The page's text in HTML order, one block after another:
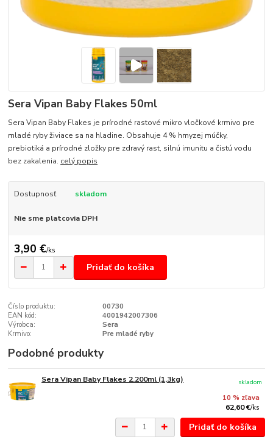
Sera Vipan Baby Flakes 50ml
Sera Vipan Baby Flakes je prírodné rastové mikro vločkové krmivo pre
mladé ryby živiace sa na hladine. Obsahuje 4 % hmyzej múčky,
prebiotiká a prírodné zložky pre zdravý rast, silnú imunitu a čistú vodu
bez zakalenia. celý popis
Dostupnosť skladom
Nie sme platcovia DPH
3,90 €/ks
Pridať do košíka
Číslo produktu:
00730
EAN kód:
4001942007306
Výrobca:
Sera
Krmivo:
Pre mladé ryby
Podobné produkty
Sera Vipan Baby Flakes 2.200ml (1,3kg)
10 % zľava
62,60 €/ks
skladom
Pridať do košíka